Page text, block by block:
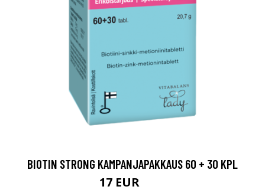
BIOTIN STRONG KAMPANJAPAKKAUS 60 + 30 KPL
17 EUR